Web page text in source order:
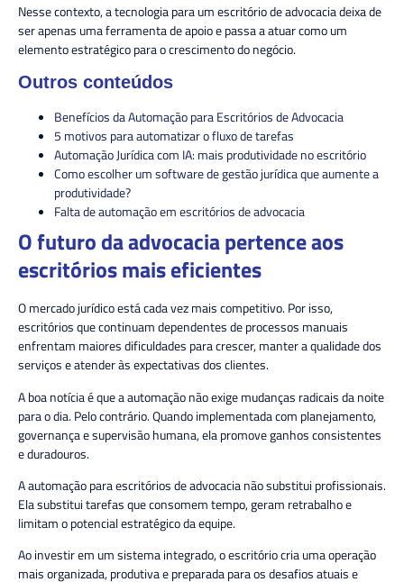
Nesse contexto, a tecnologia para um escritório de advocacia deixa de
ser apenas uma ferramenta de apoio e passa a atuar como um
elemento estratégico para o crescimento do negócio.
Outros conteúdos
Benefícios da Automação para Escritórios de Advocacia
5 motivos para automatizar o fluxo de tarefas
Automação Jurídica com IA: mais produtividade no escritório
Como escolher um software de gestão jurídica que aumente a
produtividade?
Falta de automação em escritórios de advocacia
O futuro da advocacia pertence aos
escritórios mais eficientes
O mercado jurídico está cada vez mais competitivo. Por isso,
escritórios que continuam dependentes de processos manuais
enfrentam maiores dificuldades para crescer, manter a qualidade dos
serviços e atender às expectativas dos clientes.
A boa notícia é que a automação não exige mudanças radicais da noite
para o dia. Pelo contrário. Quando implementada com planejamento,
governança e supervisão humana, ela promove ganhos consistentes
e duradouros.
A automação para escritórios de advocacia não substitui profissionais.
Ela substitui tarefas que consomem tempo, geram retrabalho e
limitam o potencial estratégico da equipe.
Ao investir em um sistema integrado, o escritório cria uma operação
mais organizada, produtiva e preparada para os desafios atuais e